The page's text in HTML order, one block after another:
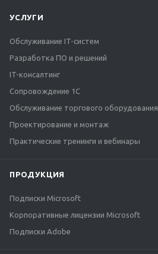
УСЛУГИ
Обслуживание IT-систем
Разработка ПО и решений
IT-консалтинг
Сопровождение 1С
Обслуживание торгового оборудования
Проектирование и монтаж
Практические тренинги и вебинары
ПРОДУКЦИЯ
Подписки Microsoft
Корпоративные лицензии Microsoft
Подписки Adobe